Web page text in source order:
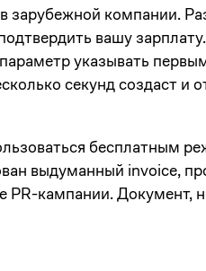
в зарубежной компании.
вашу
указывать
секунд создаст и
бесплатным
выдуманный invoice,
кампании. Документ,